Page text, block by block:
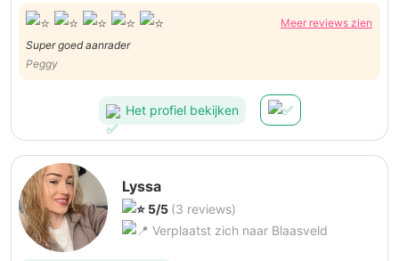
Meer reviews zien
Super goed aanrader
Peggy
Het profiel bekijken
Lyssa
5/5 (3 reviews)
Verplaatst zich naar Blaasveld